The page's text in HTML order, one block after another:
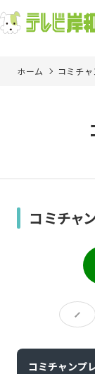
ご加入を検討中
現在ご利用中の
ホーム コミチ
コミチ
コミチャンプ